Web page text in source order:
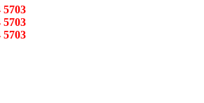
5703
5703
5703